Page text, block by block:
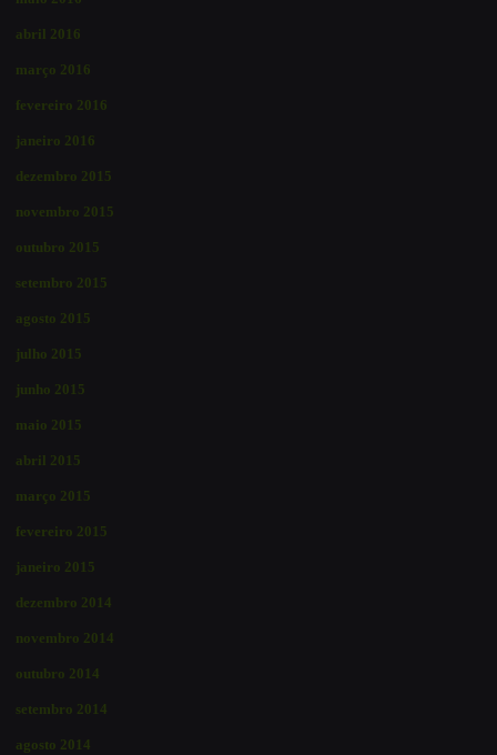
abril 2016
março 2016
fevereiro 2016
janeiro 2016
dezembro 2015
novembro 2015
outubro 2015
setembro 2015
agosto 2015
julho 2015
junho 2015
maio 2015
abril 2015
março 2015
fevereiro 2015
janeiro 2015
dezembro 2014
novembro 2014
outubro 2014
setembro 2014
agosto 2014